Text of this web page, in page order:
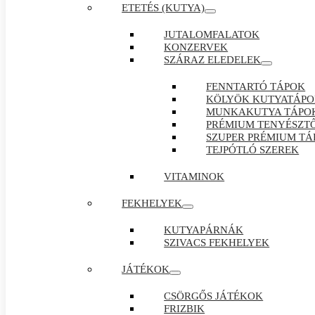
ETETÉS (KUTYA)
JUTALOMFALATOK
KONZERVEK
SZÁRAZ ELEDELEK
FENNTARTÓ TÁPOK
KÖLYÖK
MUNKAKUTYA
PRÉMIUM
SZUPER PRÉMIUM
TEJPÓTLÓ SZEREK
VITAMINOK
FEKHELYEK
KUTYAPÁRNÁK
SZIVACS FEKHELYEK
JÁTÉKOK
CSÖRGŐS JÁTÉKOK
FRIZBIK